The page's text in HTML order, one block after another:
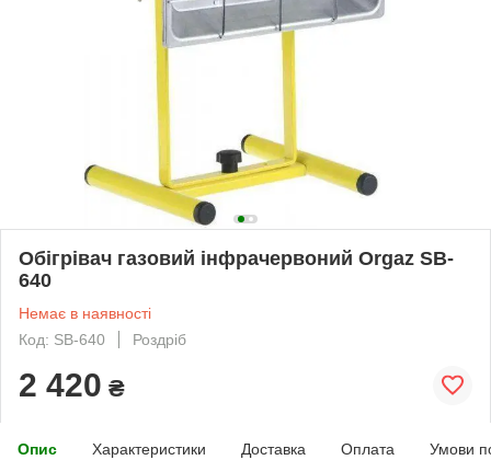
Обігрівач газовий інфрачервоний Orgaz SB-
640
Немає в наявності
Код: SB-640
Роздріб
2 420 ₴
Опис Характеристики Доставка Оплата Умови